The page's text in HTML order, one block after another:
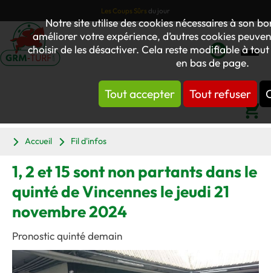
Notre site utilise des cookies nécessaires à son
améliorer votre expérience, d’autres cookies
choisir de les désactiver. Cela reste modifiable à
en bas de page.
Tout accepter Tout refuser
Les Coups Sûrs du jour
Mon
Panier
Accueil
Fil d'infos
1, 2 et 15 sont non partants dans le
quinté de Vincennes le jeudi 21
novembre 2024
Pronostic quinté demain